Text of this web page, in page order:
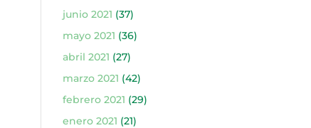
junio 2021 (37)
mayo 2021 (36)
abril 2021 (27)
marzo 2021 (42)
febrero 2021 (29)
enero 2021 (21)